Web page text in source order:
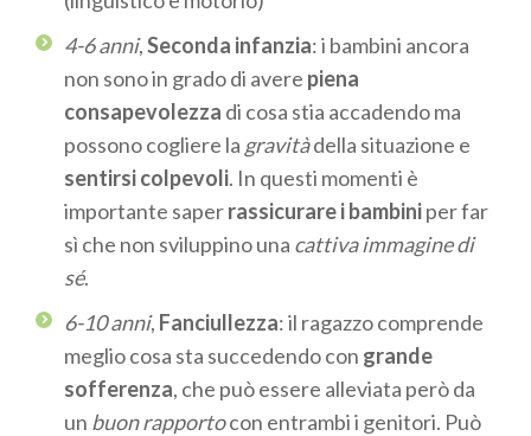
4-6 anni,Seconda infanzia: i bambini ancora
non sono in grado di avere piena
consapevolezza di cosa stia accadendo ma
possono cogliere la gravitàdella situazione e
sentirsi colpevoli. In questi momenti è
importante saperrassicurare i bambiniper far
sì che non sviluppino una cattiva immagine di
sé.
6-10 anni, Fanciullezza: il ragazzo comprende
meglio cosa sta succedendo con grande
sofferenza, che può essere alleviata però da
un buon rapportocon entrambi i genitori. Può